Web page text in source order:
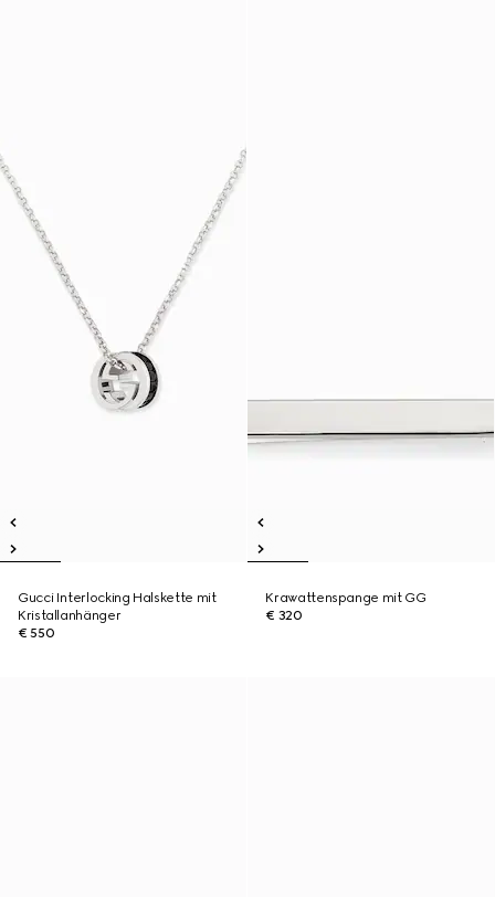
Gucci Interlocking Halskette mit
Kristallanhänger
€ 550
Krawattenspange mit GG
€ 320